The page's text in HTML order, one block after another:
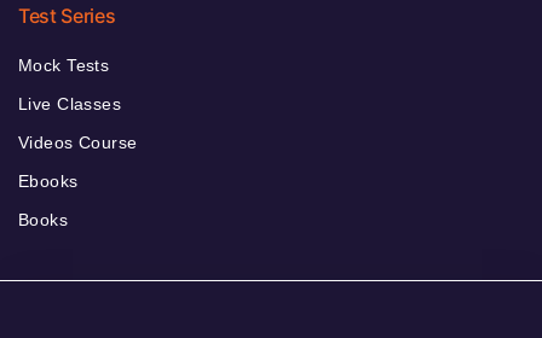
Test Series
Mock Tests
Live Classes
Videos Course
Ebooks
Books